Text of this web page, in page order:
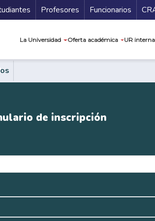
Profesores Funcionarios
La Universidad Oferta académica UR
de inscripción